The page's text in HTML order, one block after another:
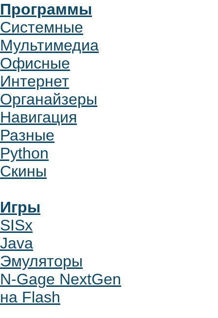
Программы
Системные
Мультимедиа
Офисные
Интернет
Органайзеры
Навигация
Разные
Python
Скины
Игры
SISx
Java
Эмуляторы
N-Gage NextGen
на Flash